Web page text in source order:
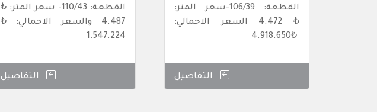
القطعة: 106/39-سعر المتر:
₺ 4.472 السعر الاجمالي:
₺4.918.650
التفاصيل
القطعة: 110/43- سعر المتر: ₺
4.487 والسعر الاجمالي: ₺
1.547.224
التفاصيل